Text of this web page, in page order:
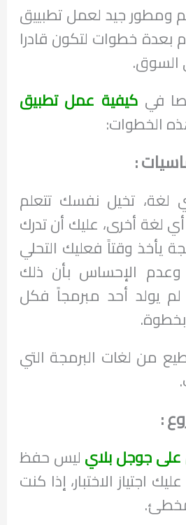
جيد لعمل تطبييق
بعدة خطوات لتكون قادرا
السوق.
فيكيفية عمل تطبيق
الخطوات:
:
لغة، تخيل نفسك تتعلم
أي لغة أخرى، عليك أن تدرك
يأخذ وقتاً فعليك التحلي
وعدم الإحساس بأن ذلك
يولد أحد مبرمجاً فكل
من لغات البرمجة التي
:
على جوجل بلاي ليس حفظ
اجتياز الاختبار، إذا كنت